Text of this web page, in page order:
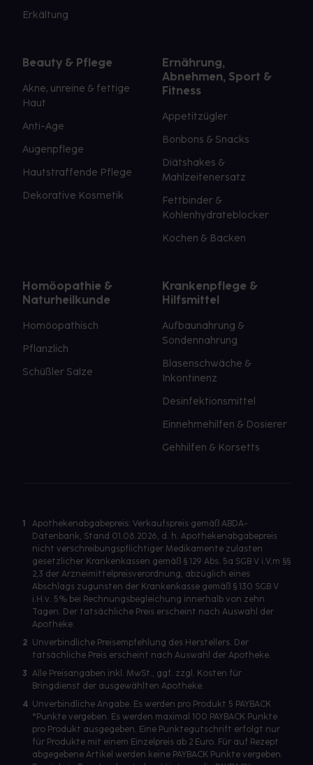
Erkältung
Beauty & Pflege
Akne, unreine & fettige
Haut
Anti-Age
Augenpflege
Hautstraffende Pflege
Dekorative Kosmetik
Ernährung,
Abnehmen, Sport &
Fitness
Appetitzügler
Bonbons & Snacks
Diätshakes &
Mahlzeitenersatz
Fettbinder &
Kohlenhydrateblocker
Kochen & Backen
Homöopathie &
Naturheilkunde
Homöopathisch
Pflanzlich
Schüßler Salze
Krankenpflege &
Hilfsmittel
Aufbaunahrung &
Sondennahrung
Blasenschwäche &
Inkontinenz
Desinfektionsmittel
Einnehmehilfen & Dosierer
Gehhilfen & Korsetts
1
Apothekenabgabepreis: Verkaufspreis gemäß ABDA-
Datenbank, Stand 01.08.2026, d. h. Apothekenabgabepreis
nicht verschreibungspflichtiger Medikamente zulasten
gesetzlicher Krankenkassen gemäß § 129 Abs. 5a SGB V i.V.m §§
2,3 der Arzneimittelpreisverordnung, abzüglich eines
Abschlags zugunsten der Krankenkasse gemäß § 130 SGB V
i.H.v. 5% bei Rechnungsbegleichung innerhalb von zehn
Tagen. Der tatsächliche Preis erscheint nach Auswahl der
Apotheke.
2 Unverbindliche Preisempfehlung des Herstellers. Der
tatsächliche Preis erscheint nach Auswahl der Apotheke.
3 Alle Preisangaben inkl. MwSt., ggf. zzgl. Kosten für
Bringdienst der ausgewählten Apotheke.
4 Unverbindliche Angabe. Es werden pro Produkt 5 PAYBACK
°Punkte vergeben. Es werden maximal 100 PAYBACK Punkte
pro Produkt ausgegeben. Eine Punktegutschrift erfolgt nur
für Produkte mit einem Einzelpreis ab 2 Euro. Für auf Rezept
abgegebene Artikel werden keine PAYBACK Punkte vergeben.